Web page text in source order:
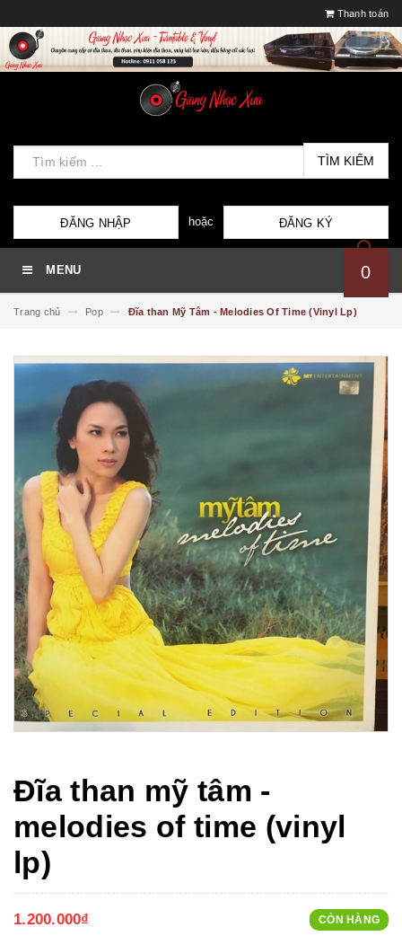
Thanh toán
TÌM KIẾM
ĐĂNG NHẬP hoặc ĐĂNG KÝ
MENU 0
Trang chủ Pop Đĩa than Mỹ Tâm - Melodies Of Time (Vinyl Lp)
Đĩa than mỹ tâm -
melodies of time (vinyl
lp)
1.200.000₫ CÒN HÀNG